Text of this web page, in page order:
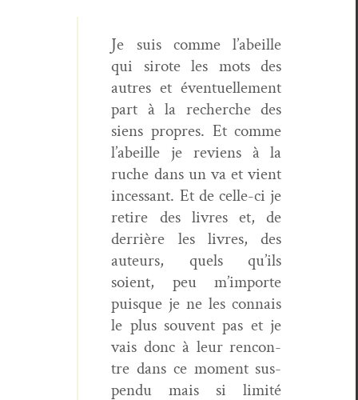
Je suis comme l’abeille
qui sirote les mots des
autres et éventuelle­ment
part à la recherche des
siens pro­pres. Et comme
l’abeille je reviens à la
ruche dans un va et vient
inces­sant. Et de celle-ci je
retire des livres et, de
der­rière les livres, des
auteurs, quels qu’ils
soient, peu m’importe
puisque je ne les con­nais
le plus sou­vent pas et je
vais donc à leur ren­con­
tre dans ce moment sus­
pendu mais si lim­ité